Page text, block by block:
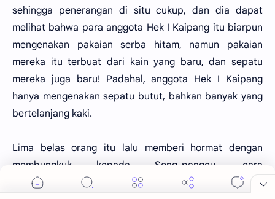
sehingga penerangan di situ cukup, dan dia dapat
melihat bahwa para anggota Hek I Kaipang itu biarpun
mengenakan pakaian serba hitam, namun pakaian
mereka itu terbuat dari kain yang baru, dan sepatu
mereka juga baru! Padahal, anggota Hek I Kaipang
hanya mengenakan sepatu butut, bahkan banyak yang
bertelanjang kaki.
Lima belas orang itu lalu memberi hormat dengan
membungkuk kepada Song-pangcu, cara
penghormatan yang lajim dipergunakan oleh para